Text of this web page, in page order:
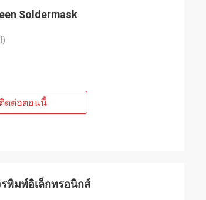
Soldermask
ติดต่อตอนนี้
รพิมพ์อิเล็กทรอนิกส์